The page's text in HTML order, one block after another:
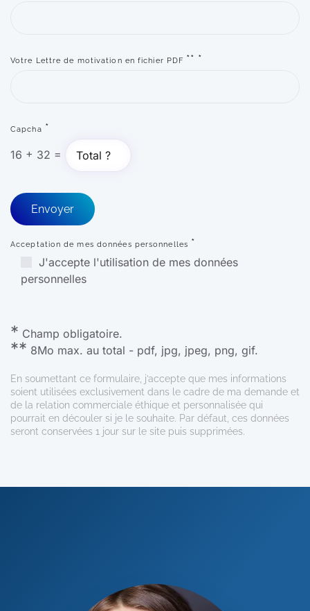
Votre Lettre de motivation en fichier PDF ** *
Capcha *
16 + 32 =
Acceptation de mes données personnelles *
J'accepte l'utilisation de mes données
personnelles
* Champ obligatoire.
** 8Mo max. au total - pdf, jpg, jpeg, png, gif.
En soumettant ce formulaire, j’accepte que mes informations
soient utilisées exclusivement dans le cadre de ma demande et
de la relation commerciale éthique et personnalisée qui
pourrait en découler si je le souhaite. Par défaut, ces données
seront conservées 1 jour sur le site puis supprimées.